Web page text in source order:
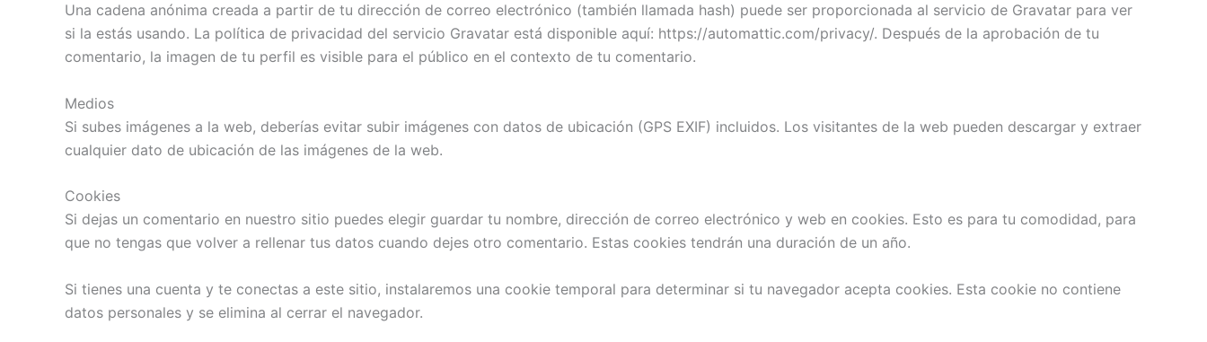
Una cadena anónima creada a partir de tu dirección de correo electrónico (también llamada hash) puede ser proporcionada al servicio de Gravatar para ver
si la estás usando. La política de privacidad del servicio Gravatar está disponible aquí: https://automattic.com/privacy/. Después de la aprobación de tu
comentario, la imagen de tu perfil es visible para el público en el contexto de tu comentario.
Medios
Si subes imágenes a la web, deberías evitar subir imágenes con datos de ubicación (GPS EXIF) incluidos. Los visitantes de la web pueden descargar y extraer
cualquier dato de ubicación de las imágenes de la web.
Cookies
Si dejas un comentario en nuestro sitio puedes elegir guardar tu nombre, dirección de correo electrónico y web en cookies. Esto es para tu comodidad, para
que no tengas que volver a rellenar tus datos cuando dejes otro comentario. Estas cookies tendrán una duración de un año.
Si tienes una cuenta y te conectas a este sitio, instalaremos una cookie temporal para determinar si tu navegador acepta cookies. Esta cookie no contiene
datos personales y se elimina al cerrar el navegador.